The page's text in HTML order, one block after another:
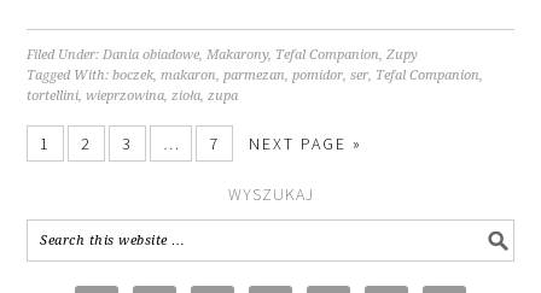
Filed Under:Dania obiadowe,Makarony, Tefal Companion,Zupy
Tagged With:boczek,makaron,parmezan,pomidor,ser, Tefal Companion,
tortellini,wieprzowina,zioła,zupa
1 2 3 … 7 NEXT PAGE »
WYSZUKAJ